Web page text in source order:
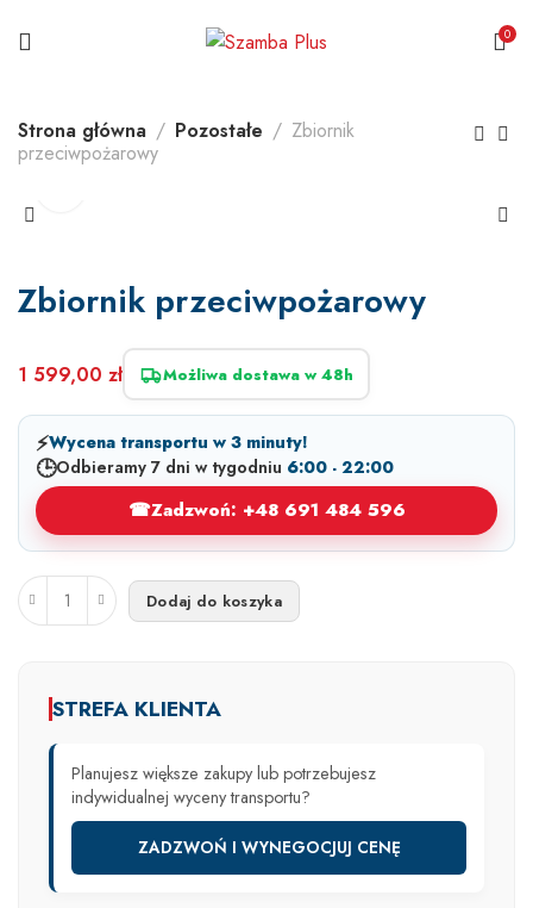
0
Strona główna Pozostałe
Zbiornik
przeciwpożarowy
Zbiornik przeciwpożarowy
1 599,00 zł Możliwa dostawa w 48h
⚡Wycena transportu w 3 minuty!
🕒Odbieramy 7 dni w tygodniu 6:00 - 22:00
☎Zadzwoń: +48 691 484 596
Dodaj do koszyka
STREFA KLIENTA
Planujesz większe zakupy lub potrzebujesz
indywidualnej wyceny transportu?
ZADZWOŃ I WYNEGOCJUJ CENĘ